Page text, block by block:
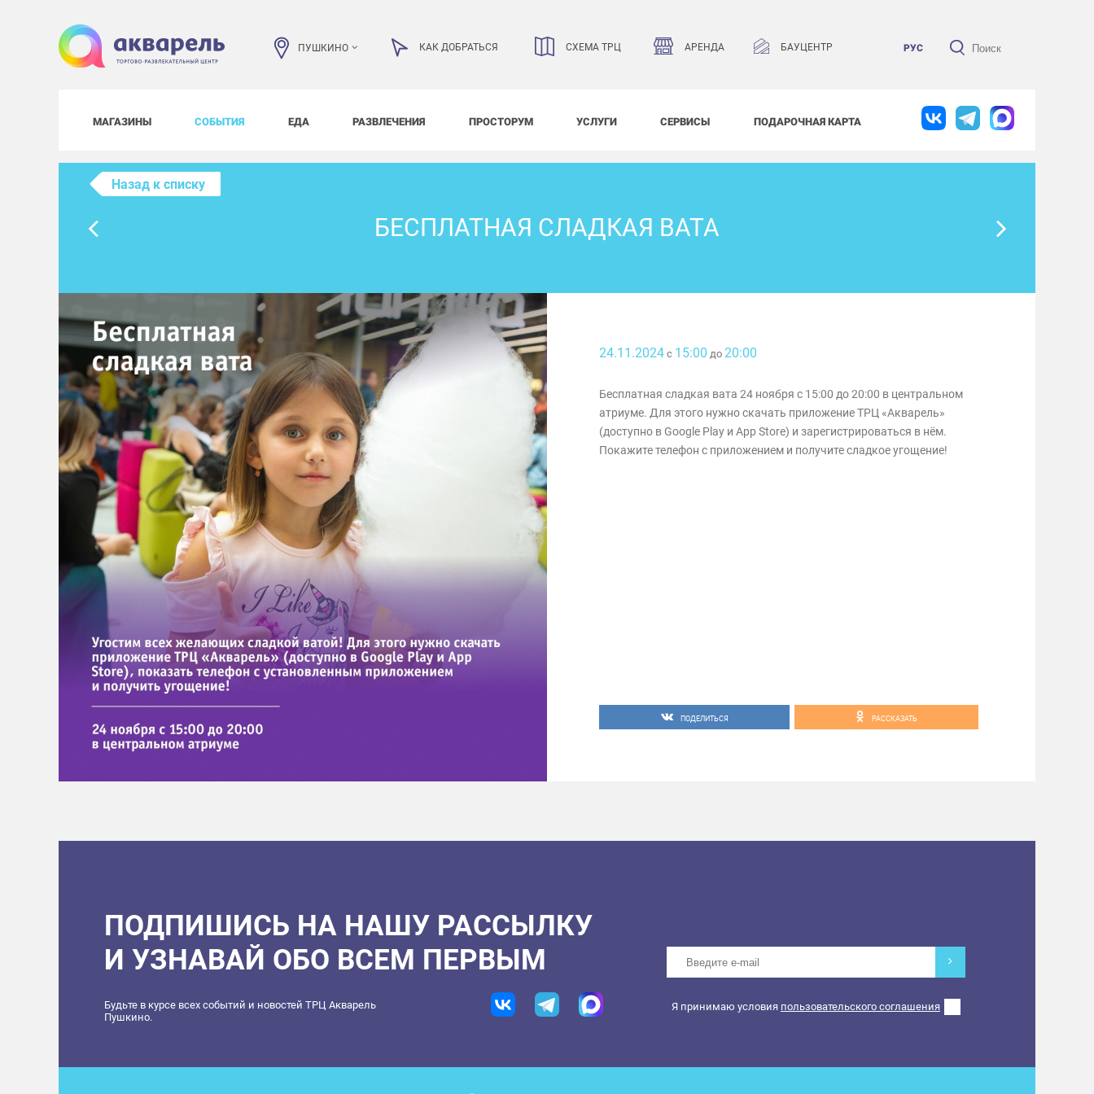
ПУШКИНО КАК ДОБРАТЬСЯ СХЕМА ТРЦ АРЕНДА БАУЦЕНТР РУС
МАГАЗИНЫ СОБЫТИЯ ЕДА РАЗВЛЕЧЕНИЯ ПРОСТОРУМ УСЛУГИ СЕРВИСЫ ПОДАРОЧНАЯ КАРТА
Назад к списку
БЕСПЛАТНАЯ СЛАДКАЯ ВАТА
24.11.2024 с 15:00 до 20:00
Бесплатная сладкая вата 24 ноября с 15:00 до 20:00 в центральном
атриуме. Для этого нужно скачать приложение ТРЦ «Акварель»
(доступно в Google Play и App Store) и зарегистрироваться в нём.
Покажите телефон с приложением и получите сладкое угощение!
ПОДЕЛИТЬСЯ РАССКАЗАТЬ
ПОДПИШИСЬ НА НАШУ РАССЫЛКУ
И УЗНАВАЙ ОБО ВСЕМ ПЕРВЫМ
Будьте в курсе всех событий и новостей ТРЦ Акварель
Пушкино.
Я принимаю условия пользовательского соглашения